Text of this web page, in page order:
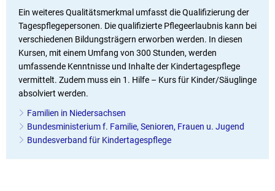
Ein weiteres Qualitätsmerkmal umfasst die Qualifizierung der
Tagespflegepersonen. Die qualifizierte Pflegeerlaubnis kann bei
verschiedenen Bildungsträgern erworben werden. In diesen
Kursen, mit einem Umfang von 300 Stunden, werden
umfassende Kenntnisse und Inhalte der Kindertagespflege
vermittelt. Zudem muss ein 1. Hilfe – Kurs für Kinder/Säuglinge
absolviert werden.
Familien in Niedersachsen
Bundesministerium f. Familie, Senioren, Frauen u. Jugend
Bundesverband für Kindertagespflege